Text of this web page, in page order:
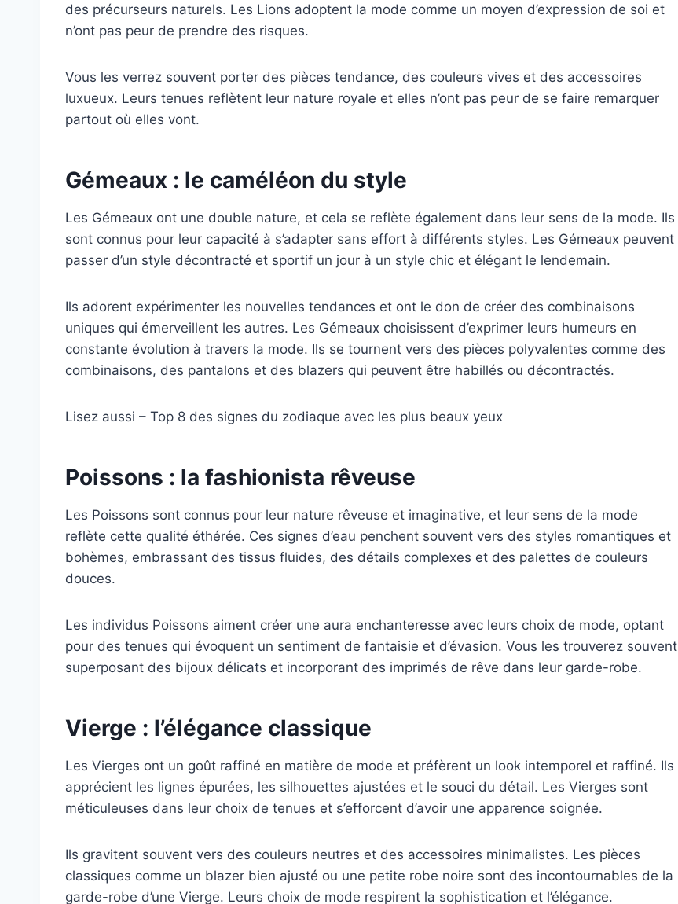
des précurseurs naturels. Les Lions adoptent la mode comme un moyen d’expression de soi et
n’ont pas peur de prendre des risques.
Vous les verrez souvent porter des pièces tendance, des couleurs vives et des accessoires
luxueux. Leurs tenues reflètent leur nature royale et elles n’ont pas peur de se faire remarquer
partout où elles vont.
Gémeaux : le caméléon du style
Les Gémeaux ont une double nature, et cela se reflète également dans leur sens de la mode. Ils
sont connus pour leur capacité à s’adapter sans effort à différents styles. Les Gémeaux peuvent
passer d’un style décontracté et sportif un jour à un style chic et élégant le lendemain.
Ils adorent expérimenter les nouvelles tendances et ont le don de créer des combinaisons
uniques qui émerveillent les autres. Les Gémeaux choisissent d’exprimer leurs humeurs en
constante évolution à travers la mode. Ils se tournent vers des pièces polyvalentes comme des
combinaisons, des pantalons et des blazers qui peuvent être habillés ou décontractés.
Lisez aussi – Top 8 des signes du zodiaque avec les plus beaux yeux
Poissons : la fashionista rêveuse
Les Poissons sont connus pour leur nature rêveuse et imaginative, et leur sens de la mode
reflète cette qualité éthérée. Ces signes d’eau penchent souvent vers des styles romantiques et
bohèmes, embrassant des tissus fluides, des détails complexes et des palettes de couleurs
douces.
Les individus Poissons aiment créer une aura enchanteresse avec leurs choix de mode, optant
pour des tenues qui évoquent un sentiment de fantaisie et d’évasion. Vous les trouverez souvent
superposant des bijoux délicats et incorporant des imprimés de rêve dans leur garde-robe.
Vierge : l’élégance classique
Les Vierges ont un goût raffiné en matière de mode et préfèrent un look intemporel et raffiné. Ils
apprécient les lignes épurées, les silhouettes ajustées et le souci du détail. Les Vierges sont
méticuleuses dans leur choix de tenues et s’efforcent d’avoir une apparence soignée.
Ils gravitent souvent vers des couleurs neutres et des accessoires minimalistes. Les pièces
classiques comme un blazer bien ajusté ou une petite robe noire sont des incontournables de la
garde-robe d’une Vierge. Leurs choix de mode respirent la sophistication et l’élégance.